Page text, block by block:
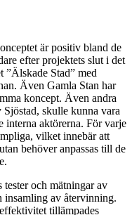
är positiv bland de
efter projektets slut i det
”Älskade Stad” med
Även Gamla Stan har
koncept. Även andra
skulle kunna vara
interna aktörerna. För varje
vilket innebär att
behöver anpassas till de
och mätningar av
insamling av återvinning.
tillämpades